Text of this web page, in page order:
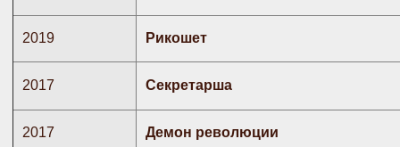
2019 Рикошет
2017 Секретарша
2017 Демон революции